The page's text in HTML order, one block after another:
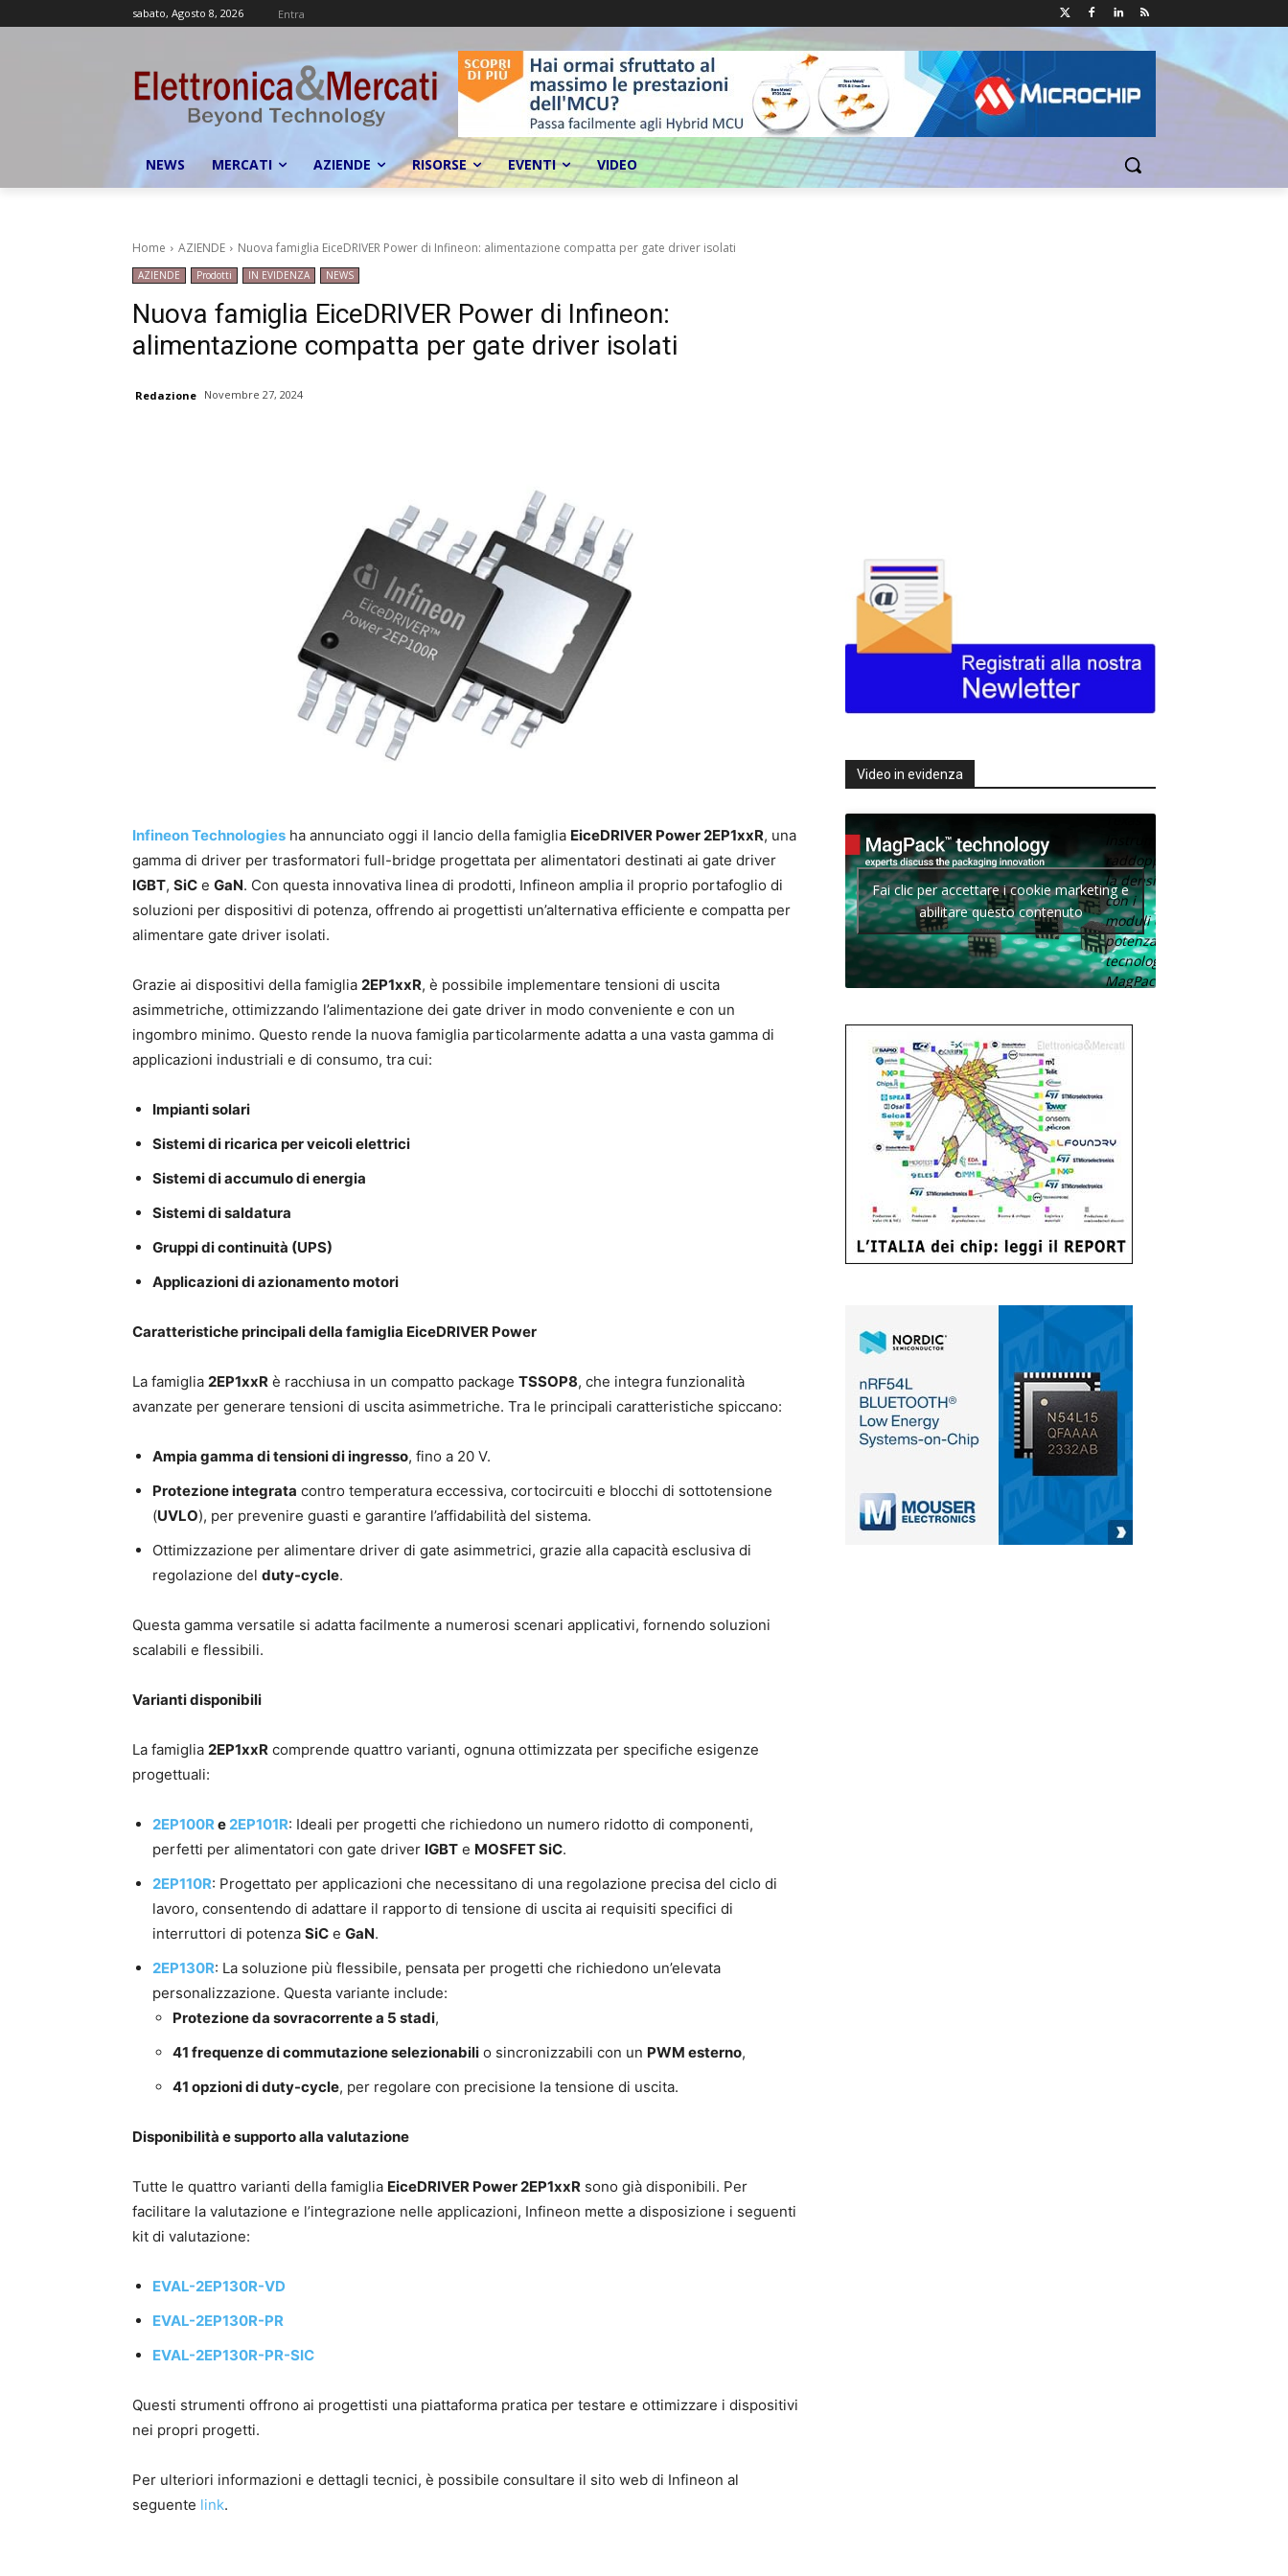
sabato, Agosto 8, 2026 Entra
NEWS MERCATI AZIENDE RISORSE EVENTI VIDEO
Home AZIENDE Nuova famiglia EiceDRIVER Power di Infineon: alimentazione compatta per gate driver isolati
AZIENDE Prodotti IN EVIDENZA NEWS
Nuova famiglia EiceDRIVER Power di Infineon:
alimentazione compatta per gate driver isolati
Redazione Novembre 27, 2024
Infineon Technologies ha annunciato oggi il lancio della famiglia EiceDRIVER Power 2EP1xxR, una
gamma di driver per trasformatori full-bridge progettata per alimentatori destinati ai gate driver
IGBT, SiC e GaN. Con questa innovativa linea di prodotti, Infineon amplia il proprio portafoglio di
soluzioni per dispositivi di potenza, offrendo ai progettisti un’alternativa efficiente e compatta per
alimentare gate driver isolati.
Grazie ai dispositivi della famiglia 2EP1xxR, è possibile implementare tensioni di uscita
asimmetriche, ottimizzando l’alimentazione dei gate driver in modo conveniente e con un
ingombro minimo. Questo rende la nuova famiglia particolarmente adatta a una vasta gamma di
applicazioni industriali e di consumo, tra cui:
Impianti solari
Sistemi di ricarica per veicoli elettrici
Sistemi di accumulo di energia
Sistemi di saldatura
Gruppi di continuità (UPS)
Applicazioni di azionamento motori
Caratteristiche principali della famiglia EiceDRIVER Power
La famiglia 2EP1xxR è racchiusa in un compatto package TSSOP8, che integra funzionalità
avanzate per generare tensioni di uscita asimmetriche. Tra le principali caratteristiche spiccano:
Ampia gamma di tensioni di ingresso, fino a 20 V.
Protezione integrata contro temperatura eccessiva, cortocircuiti e blocchi di sottotensione
(UVLO), per prevenire guasti e garantire l’affidabilità del sistema.
Ottimizzazione per alimentare driver di gate asimmetrici, grazie alla capacità esclusiva di
regolazione del duty-cycle.
Questa gamma versatile si adatta facilmente a numerosi scenari applicativi, fornendo soluzioni
scalabili e flessibili.
Varianti disponibili
La famiglia 2EP1xxR comprende quattro varianti, ognuna ottimizzata per specifiche esigenze
progettuali:
2EP100Re 2EP101R: Ideali per progetti che richiedono un numero ridotto di componenti,
perfetti per alimentatori con gate driver IGBT e MOSFET SiC.
2EP110R: Progettato per applicazioni che necessitano di una regolazione precisa del ciclo di
lavoro, consentendo di adattare il rapporto di tensione di uscita ai requisiti specifici di
interruttori di potenza SiC e GaN.
2EP130R: La soluzione più flessibile, pensata per progetti che richiedono un’elevata
personalizzazione. Questa variante include:
Protezione da sovracorrente a 5 stadi,
41 frequenze di commutazione selezionabili o sincronizzabili con un PWM esterno,
41 opzioni di duty-cycle, per regolare con precisione la tensione di uscita.
Disponibilità e supporto alla valutazione
Tutte le quattro varianti della famiglia EiceDRIVER Power 2EP1xxR sono già disponibili. Per
facilitare la valutazione e l’integrazione nelle applicazioni, Infineon mette a disposizione i seguenti
kit di valutazione:
EVAL-2EP130R-VD
EVAL-2EP130R-PR
EVAL-2EP130R-PR-SIC
Questi strumenti offrono ai progettisti una piattaforma pratica per testare e ottimizzare i dispositivi
nei propri progetti.
Per ulteriori informazioni e dettagli tecnici, è possibile consultare il sito web di Infineon al
seguente link.
Video in evidenza
Texas
raddoppia
la densità
con i
moduli di
potenza con
tecnologia
MagPack.
Fai clic per accettare i cookie marketing e
abilitare questo contenuto